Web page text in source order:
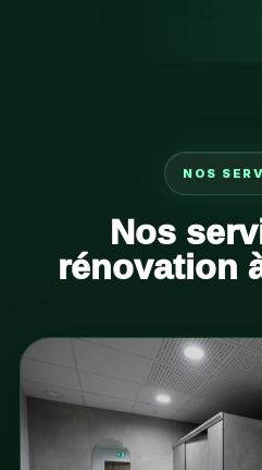
NOS
Nos
rénovation